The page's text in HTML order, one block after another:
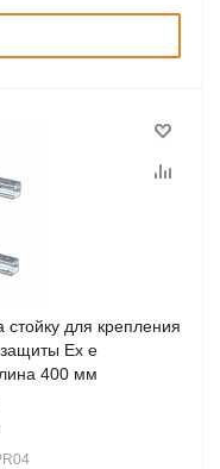
для крепления
Ex e
400 мм